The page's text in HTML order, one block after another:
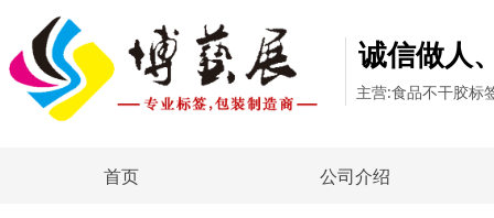
主营:食品不干胶标
诚信做人
首页 公司介绍